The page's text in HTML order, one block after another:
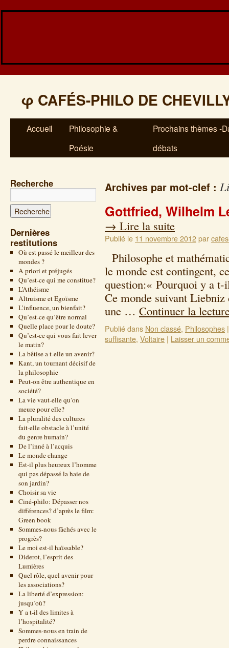
φ CAFÉS-PHILO DE
Accueil
Philosophie &
Poésie
Prochains thèmes -
débats
Recherche
Dernières
restitutions
Où est passé le meilleur des
mondes ?
A priori et préjugés
Qu’est-ce qui me constitue?
L’Athéisme
Altruisme et Egoïsme
L’influence, un bienfait?
Qu’est-ce qu’être normal
Quelle place pour le doute?
Qu’est-ce qui vous fait lever
le matin?
La bêtise a t-elle un avenir?
Kant, un tournant décisif de
la philosophie
Peut-on être authentique en
société?
La vie vaut-elle qu’on
meure pour elle?
La pluralité des cultures
fait-elle obstacle à l’unité
du genre humain?
De l’inné à l’acquis
Le monde change
Est-il plus heureux l’homme
qui pas dépassé la haie de
son jardin?
Choisir sa vie
Ciné-philo: Dépasser nos
différences? d’après le film:
Green book
Sommes-nous fâchés avec le
progrès?
Le moi est-il haïssable?
Diderot, l’esprit des
Lumières
Quel rôle, quel avenir pour
les associations?
La liberté d’expression:
jusqu’où?
Y a t-il des limites à
l’hospitalité?
Sommes-nous en train de
perdre connaissances
Archives par mot-clef :
Gottfried, Wilhelm
→ Lire la suite
Publié le 11 novembre 2012par
Philosophe et
le monde est contingent,
question:« Pourquoi y a
Ce monde suivant Liebniz
une … Continuer la
Publié dans Non classé, Philosophes |
suffisante, Voltaire | Laisser un